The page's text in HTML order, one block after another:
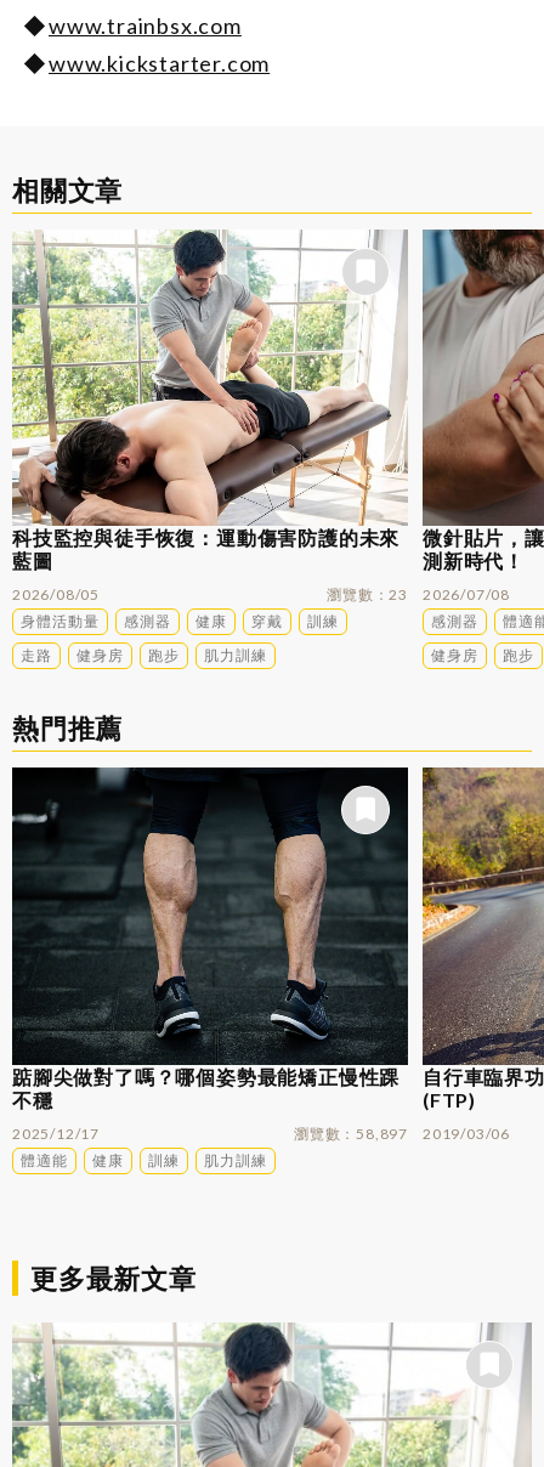
www.trainbsx.com
www.kickstarter.com
相關文章
科技監控與徒手恢復：運動傷害防護的未來
藍圖
2026/08/05 瀏覽數
23
身體活動量
感測器 健康 穿戴
訓練
走路
健身房 跑步 肌力訓練
微針貼片，
測新時代！
2026/07/08
感測器
體適
健身房
跑步
熱門推薦
踮腳尖做對了嗎？哪個姿勢最能矯正慢性踝
不穩
2025/12/17 瀏覽數
58,897
體適能
健康 訓練 肌力訓練
自行車臨界
(FTP)
2019/03/06
更多最新文章